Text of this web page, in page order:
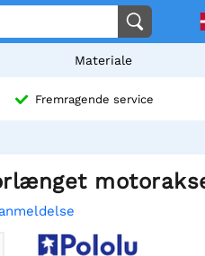
Materiale
Fremragende service